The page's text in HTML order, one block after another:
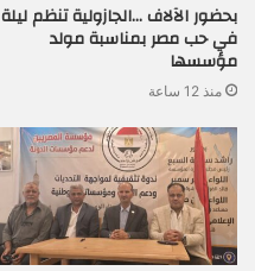
بحضور الآلاف …الجازولية تنظم ليلة
في حب مصر بمناسبة مولد
مؤسسها
منذ 12 ساعة